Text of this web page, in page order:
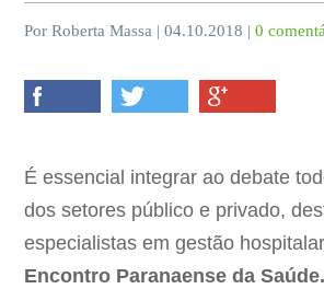
Por Roberta Massa | 04.10.2018 |0
É essencial integrar ao debate
dos setores público e privado,
especialistas em gestão
Encontro Paranaense da Saúde.